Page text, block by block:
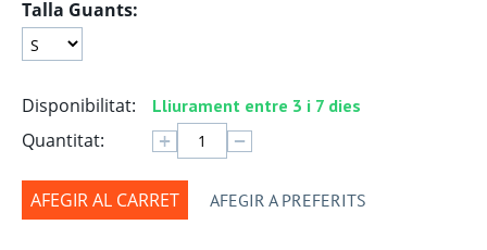
Talla Guants:
Disponibilitat: Lliurament entre 3 i 7 dies
Quantitat: + −
AFEGIR AL CARRET AFEGIR A PREFERITS